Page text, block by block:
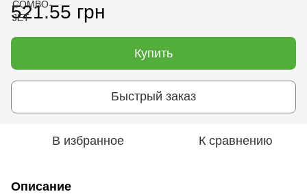
521.55 грн
Купить
Быстрый заказ
В избранное К сравнению
Описание